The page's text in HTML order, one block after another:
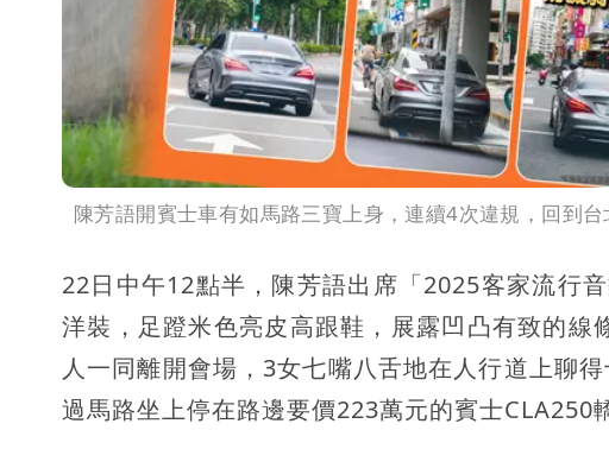
陳芳語開賓士車有如馬路三寶上身，連續4次違規，回到
22日中午12點半，陳芳語出席「2025客家流行
洋裝，足蹬米色亮皮高跟鞋，展露凹凸有致的
人一同離開會場，3女七嘴八舌地在人行道上聊
過馬路坐上停在路邊要價223萬元的賓士CLA250